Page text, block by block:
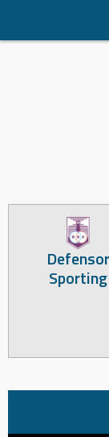
content
Defensor
Sporting